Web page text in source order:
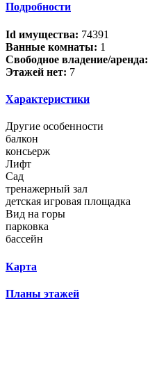
Подробности
Id имущества: 74391
Ванные комнаты: 1
Свободное владение/аренда:
Этажей нет: 7
Характеристики
Другие особенности
балкон
консьерж
Лифт
Сад
тренажерный зал
детская игровая площадка
Вид на горы
парковка
бассейн
Карта
Планы этажей